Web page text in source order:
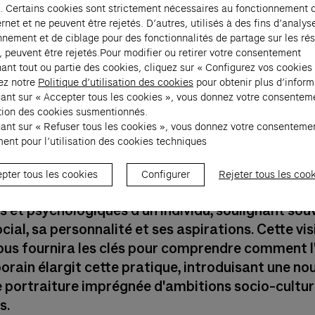
insolite sur le thème « Portrait »
le genre du portrait à travers une sélection
dansExposition Générale.
à représenter fidèlement les caractéristiques
et psychologiques d'un individu, soulignant
sa personnalité et ses aspirations. Cette
fournira les clés pour comprendre comment
élargit cette pratique, introduisant une
portraiture imprégnée d'ambitions socio-
Certains cookies sont strictement nécessaires au fonctionnement
et ne peuvent être rejetés. D’autres, utilisés à des fins
et de ciblage pour des fonctionnalités de partage sur les
peuvent être rejetés.Pour modifier ou retirer votre consentement
tout ou partie des cookies, cliquez sur « Configurez vos cookies
notre Politique d’utilisation des cookies pour obtenir plus
sur « Accepter tous les cookies », vous donnez votre
des cookies susmentionnés.
sur « Refuser tous les cookies », vous donnez votre
pour l’utilisation des cookies techniques
tous les cookies Configurer Rejeter tous les